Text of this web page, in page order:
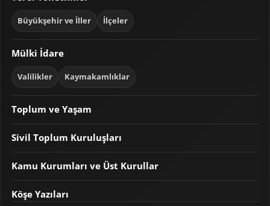
Büyükşehir ve İller İlçeler
Mülki İdare
Valilikler Kaymakamlıklar
Toplum ve Yaşam
Sivil Toplum Kuruluşları
Kamu Kurumları ve Üst Kurullar
Köşe Yazıları